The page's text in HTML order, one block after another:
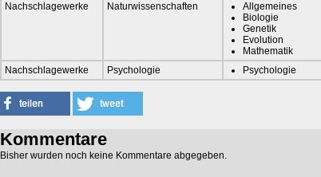
Nachschlagewerke
Naturwissenschaften
Allgemeines
Biologie
Genetik
Evolution
Mathematik
Nachschlagewerke Psychologie Psychologie
Kommentare
Bisher wurden noch keine Kommentare abgegeben.